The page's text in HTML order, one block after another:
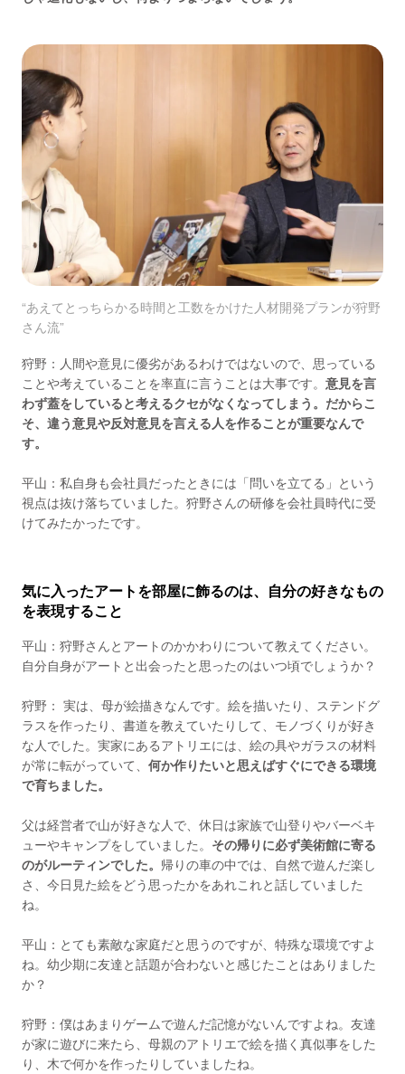
“あえてとっちらかる時間と工数をかけた人材開発プランが狩野
さん流”
狩野：人間や意見に優劣があるわけではないので、思っている
ことや考えていることを率直に言うことは大事です。 意見を言
わず蓋をしていると考えるクセがなくなってしまう。だからこ
そ、違う意見や反対意見を言える人を作ることが重要なんで
す。
平山：私自身も会社員だったときには「問いを立てる」という
視点は抜け落ちていました。狩野さんの研修を会社員時代に受
けてみたかったです。
気に入ったアートを部屋に飾るのは、自分の好きなもの
を表現すること
平山：狩野さんとアートのかかわりについて教えてください。
自分自身がアートと出会ったと思ったのはいつ頃でしょうか？
狩野： 実は、母が絵描きなんです。絵を描いたり、ステンドグ
ラスを作ったり、書道を教えていたりして、モノづくりが好き
な人でした。実家にあるアトリエには、絵の具やガラスの材料
が常に転がっていて、 何か作りたいと思えばすぐにできる環境
で育ちました。
父は経営者で山が好きな人で、休日は家族で山登りやバーベキ
ューやキャンプをしていました。 その帰りに必ず美術館に寄る
のがルーティンでした。 帰りの車の中では、自然で遊んだ楽し
さ、今日見た絵をどう思ったかをあれこれと話していました
ね。
平山：とても素敵な家庭だと思うのですが、特殊な環境ですよ
ね。幼少期に友達と話題が合わないと感じたことはありました
か？
狩野：僕はあまりゲームで遊んだ記憶がないんですよね。友達
が家に遊びに来たら、母親のアトリエで絵を描く真似事をした
り、木で何かを作ったりしていましたね。